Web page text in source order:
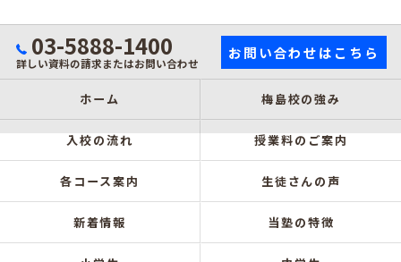
03-5888-1400
詳しい資料の請求またはお問い合わせ
お問い合わせはこちら
ホーム 梅島校の強み
入校の流れ 授業料のご案内
各コース案内 生徒さんの声
新着情報 当塾の特徴